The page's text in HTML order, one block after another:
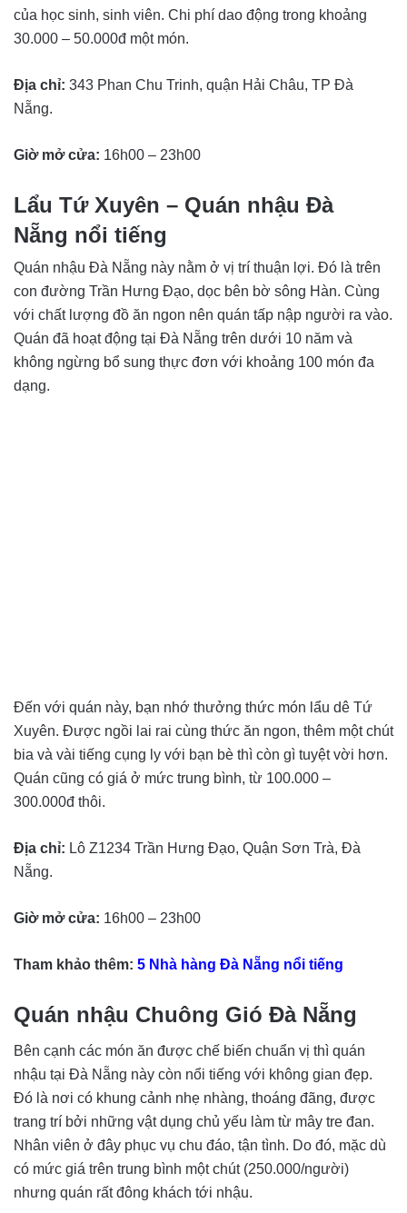
của học sinh, sinh viên. Chi phí dao động trong khoảng
30.000 – 50.000đ một món.
Địa chỉ: 343 Phan Chu Trinh, quận Hải Châu, TP Đà
Nẵng.
Giờ mở cửa: 16h00 – 23h00
Lẩu Tứ Xuyên – Quán nhậu Đà
Nẵng nổi tiếng
Quán nhậu Đà Nẵng này nằm ở vị trí thuận lợi. Đó là trên
con đường Trần Hưng Đạo, dọc bên bờ sông Hàn. Cùng
với chất lượng đồ ăn ngon nên quán tấp nập người ra vào.
Quán đã hoạt động tại Đà Nẵng trên dưới 10 năm và
không ngừng bổ sung thực đơn với khoảng 100 món đa
dạng.
Đến với quán này, bạn nhớ thưởng thức món lẩu dê Tứ
Xuyên. Được ngồi lai rai cùng thức ăn ngon, thêm một chút
bia và vài tiếng cụng ly với bạn bè thì còn gì tuyệt vời hơn.
Quán cũng có giá ở mức trung bình, từ 100.000 –
300.000đ thôi.
Địa chỉ: Lô Z1234 Trần Hưng Đạo, Quận Sơn Trà, Đà
Nẵng.
Giờ mở cửa: 16h00 – 23h00
Tham khảo thêm: 5 Nhà hàng Đà Nẵng nổi tiếng
Quán nhậu Chuông Gió Đà Nẵng
Bên cạnh các món ăn được chế biến chuẩn vị thì quán
nhậu tại Đà Nẵng này còn nổi tiếng với không gian đẹp.
Đó là nơi có khung cảnh nhẹ nhàng, thoáng đãng, được
trang trí bởi những vật dụng chủ yếu làm từ mây tre đan.
Nhân viên ở đây phục vụ chu đáo, tận tình. Do đó, mặc dù
có mức giá trên trung bình một chút (250.000/người)
nhưng quán rất đông khách tới nhậu.